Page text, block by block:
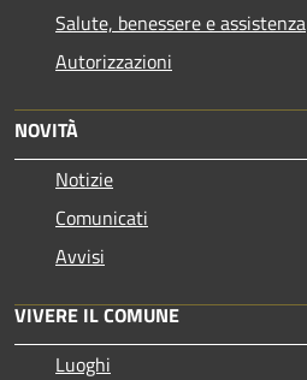
Salute, benessere e assistenza
Autorizzazioni
NOVITÀ
Notizie
Comunicati
Avvisi
VIVERE IL COMUNE
Luoghi